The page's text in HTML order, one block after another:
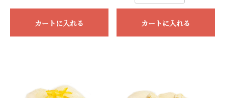
カートに入れる カートに入れる